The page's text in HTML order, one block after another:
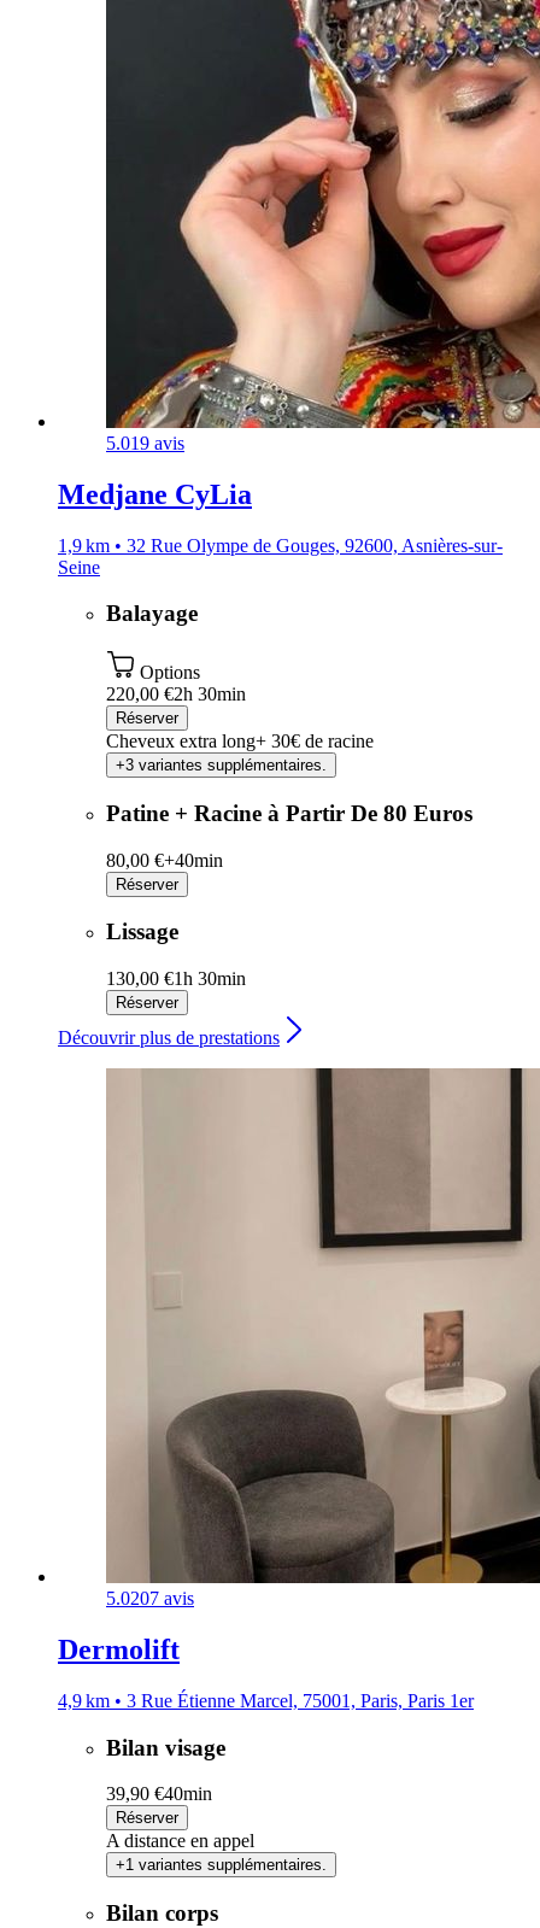
5.019 avis
Medjane CyLia
1,9 km • 32 Rue Olympe de Gouges, 92600, Asnières-sur-
Seine
Balayage
Options
220,00 €2h 30min
Réserver
Cheveux extra long+ 30€ de racine
+3 variantes supplémentaires.
Patine + Racine à Partir De 80 Euros
80,00 €+40min
Réserver
Lissage
130,00 €1h 30min
Réserver
Découvrir plus de prestations
5.0207 avis
Dermolift
4,9 km • 3 Rue Étienne Marcel, 75001, Paris, Paris 1er
Bilan visage
39,90 €40min
Réserver
A distance en appel
+1 variantes supplémentaires.
Bilan corps